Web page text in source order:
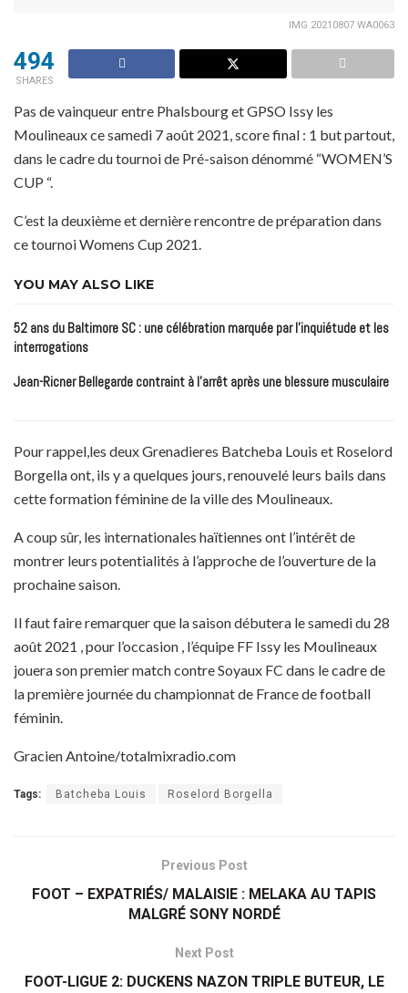
IMG 20210807 WA0063
494
SHARES
Pas de vainqueur entre Phalsbourg et GPSO Issy les
Moulineaux ce samedi 7 août 2021, score final : 1 but partout,
dans le cadre du tournoi de Pré-saison dénommé “WOMEN’S
CUP “.
C’est la deuxième et dernière rencontre de préparation dans
ce tournoi Womens Cup 2021.
YOU MAY ALSO LIKE
52 ans du Baltimore SC : une célébration marquée par l’inquiétude et les
interrogations
Jean-Ricner Bellegarde contraint à l’arrêt après une blessure musculaire
Pour rappel,les deux Grenadieres Batcheba Louis et Roselord
Borgella ont, ils y a quelques jours, renouvelé leurs bails dans
cette formation féminine de la ville des Moulineaux.
A coup sûr, les internationales haïtiennes ont l’intérêt de
montrer leurs potentialités à l’approche de l’ouverture de la
prochaine saison.
Il faut faire remarquer que la saison débutera le samedi du 28
août 2021 , pour l’occasion , l’équipe FF Issy les Moulineaux
jouera son premier match contre Soyaux FC dans le cadre de
la première journée du championnat de France de football
féminin.
Gracien Antoine/totalmixradio.com
Tags: Batcheba Louis Roselord Borgella
Previous Post
FOOT – EXPATRIÉS/ MALAISIE : MELAKA AU TAPIS
MALGRÉ SONY NORDÉ
Next Post
FOOT-LIGUE 2: DUCKENS NAZON TRIPLE BUTEUR, LE